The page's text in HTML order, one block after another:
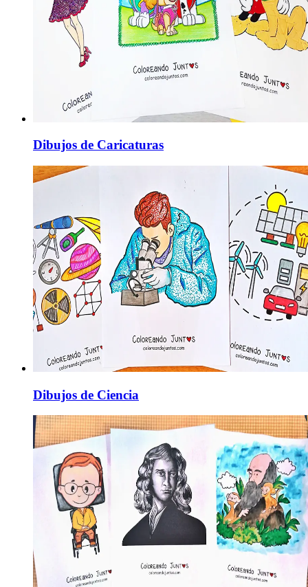
Dibujos de Caricaturas
Dibujos de Ciencia